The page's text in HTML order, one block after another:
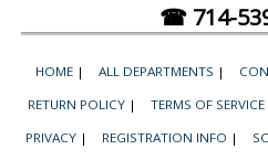
☎ 714-
HOME | ALL DEPARTMENTS |
RETURN POLICY | TERMS OF
PRIVACY | REGISTRATION INFO |